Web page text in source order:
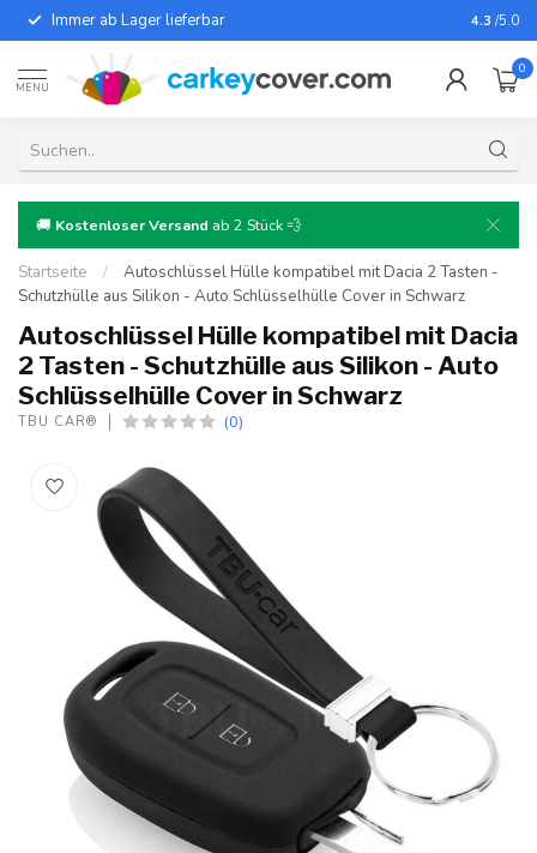
Immer ab Lager lieferbar Für fast
4.3 /5.0
MENU
0
🚚 Kostenloser Versand ab 2 Stück 💨
Startseite /
Autoschlüssel Hülle kompatibel mit Dacia 2 Tasten -
Schutzhülle aus Silikon - Auto Schlüsselhülle Cover in Schwarz
Autoschlüssel Hülle kompatibel mit Dacia
2 Tasten - Schutzhülle aus Silikon - Auto
Schlüsselhülle Cover in Schwarz
TBU CAR® (0)